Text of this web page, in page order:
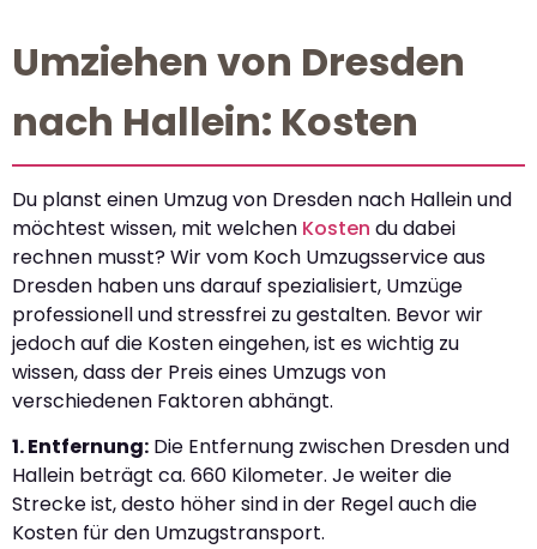
Umziehen von Dresden
nach Hallein: Kosten
Du planst einen Umzug von Dresden nach Hallein und
möchtest wissen, mit welchen Kosten du dabei
rechnen musst? Wir vom Koch Umzugsservice aus
Dresden haben uns darauf spezialisiert, Umzüge
professionell und stressfrei zu gestalten. Bevor wir
jedoch auf die Kosten eingehen, ist es wichtig zu
wissen, dass der Preis eines Umzugs von
verschiedenen Faktoren abhängt.
1. Entfernung: Die Entfernung zwischen Dresden und
Hallein beträgt ca. 660 Kilometer. Je weiter die
Strecke ist, desto höher sind in der Regel auch die
Kosten für den Umzugstransport.